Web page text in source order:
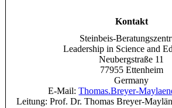
Kontakt
Steinbeis-
Leadership in Science and
Neubergstraße 11
77955 Ettenheim
Germany
E-Mail:Thomas.Breyer-
Leitung: Prof. Dr. Thomas Breyer-